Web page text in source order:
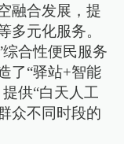
融合发展，提
多元化服务。
合性便民服务
了“驿站+智能
供“白天人工
众不同时段的